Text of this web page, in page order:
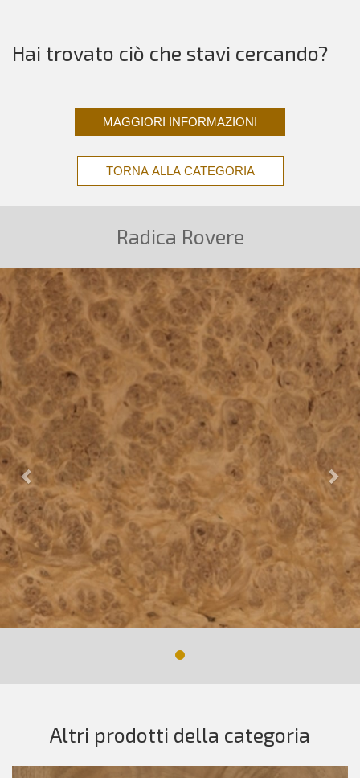
Hai trovato ciò che stavi cercando?
MAGGIORI INFORMAZIONI
TORNA ALLA CATEGORIA
Radica Rovere
Altri prodotti della categoria